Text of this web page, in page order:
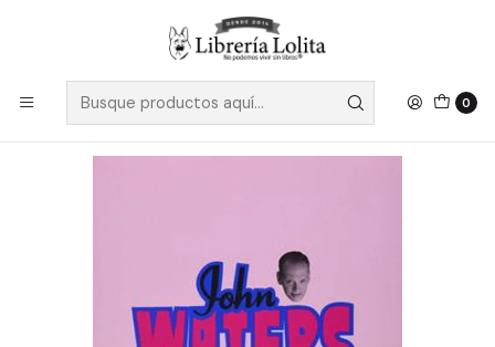
0
Despacho a todo Chile